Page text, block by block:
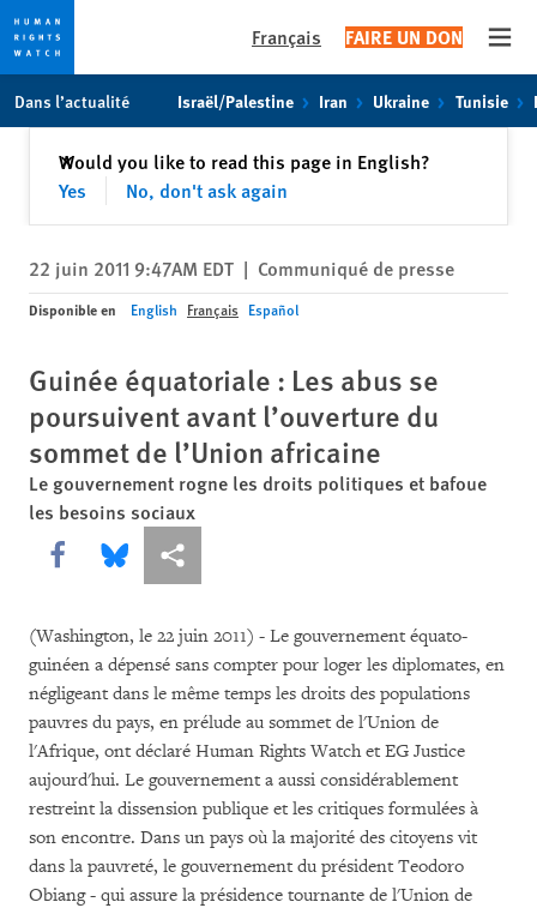
toto
content
Français FAIRE UN DON
Dans l’actualité Israël/Palestine Iran Ukraine Tunisie
Would you like to read this page in English?
Yes
No, don't ask again
✕Fermer
22 juin 2011 9:47AM EDT | Communiqué de presse
Disponible en English Français Español
Guinée équatoriale : Les abus se
poursuivent avant l’ouverture du
sommet de l’Union africaine
Le gouvernement rogne les droits politiques et bafoue
les besoins sociaux
Share this via Facebook
Share this via Bluesky
Share this via Partagez
(Washington, le 22 juin 2011) - Le gouvernement équato-
guinéen a dépensé sans compter pour loger les diplomates, en
négligeant dans le même temps les droits des populations
pauvres du pays, en prélude au sommet de l'Union de
l'Afrique, ont déclaré Human Rights Watch et EG Justice
aujourd'hui. Le gouvernement a aussi considérablement
restreint la dissension publique et les critiques formulées à
son encontre. Dans un pays où la majorité des citoyens vit
dans la pauvreté, le gouvernement du président Teodoro
Obiang - qui assure la présidence tournante de l'Union de